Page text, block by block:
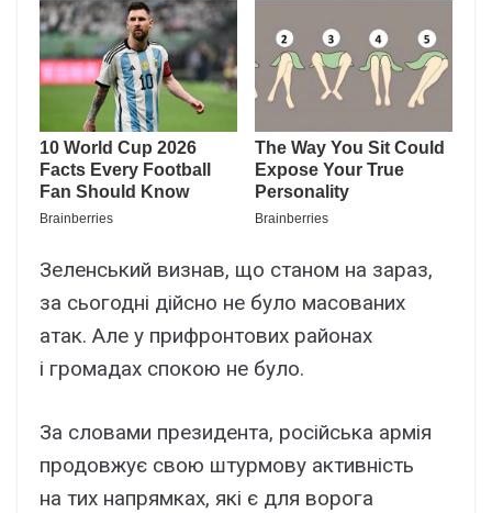
Зеленський визнав, що станом на зараз,
за сьогодні дійсно не було масованих
атак. Але у прифронтових районах
і громадах спокою не було.
За словами президента, російська армія
продовжує свою штурмову активність
на тих напрямках, які є для ворога